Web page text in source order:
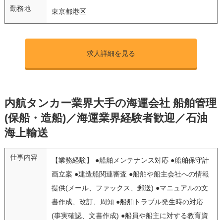
勤務地 東京都港区
求人詳細を見る
内航タンカー業界大手の海運会社 船舶管理
(保船・造船)／海運業界経験者歓迎／石油
海上輸送
仕事内容
【業務経験】 ●船舶メンテナンス対応 ●船舶保守計
画立案 ●建造船関連審査 ●船舶や船主会社への情報
提供(メール、ファックス、郵送) ●マニュアルの文
書作成、改訂、周知 ●船舶トラブル発生時の対応
(事実確認、文書作成) ●船員や船主に対する教育資